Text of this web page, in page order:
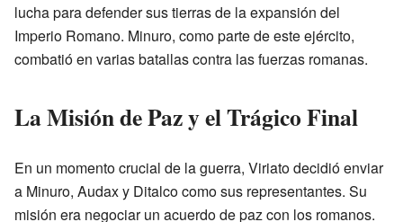
lucha para defender sus tierras de la expansión del
Imperio Romano. Minuro, como parte de este ejército,
combatió en varias batallas contra las fuerzas romanas.
La Misión de Paz y el Trágico Final
En un momento crucial de la guerra, Viriato decidió enviar
a Minuro, Audax y Ditalco como sus representantes. Su
misión era negociar un acuerdo de paz con los romanos.